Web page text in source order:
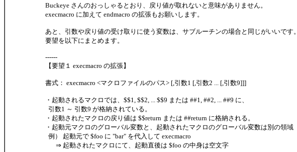
Buckeye さんのおっしゃるとおり、戻り値が取れないと意味がありません。
execmacro に加えて endmacro の拡張もお願いします。
あと、引数や戻り値の受け取りに使う変数は、サブルーチンの場合と同じがいいです。
要望を以下にまとめます。
------
【要望１ execmacro の拡張】
書式： execmacro <マクロファイルのパス> [,引数1 [,引数2 ... [,引数9]]]
・起動されるマクロでは、$$1, $$2, ... $$9 または ##1, ##2, ... ##9 に、
引数1 ～ 引数9 が格納されている。
・起動されたマクロの戻り値は $$return または ##return に格納される。
・起動元マクロのグローバル変数と、起動されたマクロのグローバル変数は別の領域
例） 起動元で $foo に "bar" を代入して execmacro
⇒ 起動されたマクロにて、起動直後は $foo の中身は空文字